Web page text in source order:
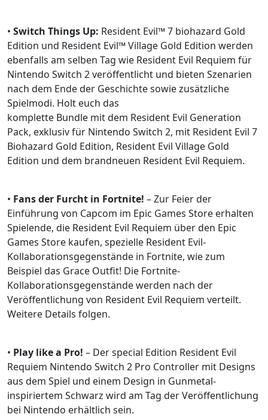
• Switch Things Up: Resident Evil™ 7 biohazard Gold
Edition und Resident Evil™ Village Gold Edition werden
ebenfalls am selben Tag wie Resident Evil Requiem für
Nintendo Switch 2 veröffentlicht und bieten Szenarien
nach dem Ende der Geschichte sowie zusätzliche
Spielmodi. Holt euch das
komplette Bundle mit dem Resident Evil Generation
Pack, exklusiv für Nintendo Switch 2, mit Resident Evil 7
Biohazard Gold Edition, Resident Evil Village Gold
Edition und dem brandneuen Resident Evil Requiem.
• Fans der Furcht in Fortnite! – Zur Feier der
Einführung von Capcom im Epic Games Store erhalten
Spielende, die Resident Evil Requiem über den Epic
Games Store kaufen, spezielle Resident Evil-
Kollaborationsgegenstände in Fortnite, wie zum
Beispiel das Grace Outfit! Die Fortnite-
Kollaborationsgegenstände werden nach der
Veröffentlichung von Resident Evil Requiem verteilt.
Weitere Details folgen.
• Play like a Pro! – Der special Edition Resident Evil
Requiem Nintendo Switch 2 Pro Controller mit Designs
aus dem Spiel und einem Design in Gunmetal-
inspiriertem Schwarz wird am Tag der Veröffentlichung
bei Nintendo erhältlich sein.